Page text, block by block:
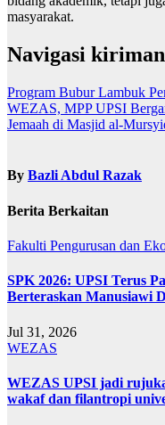
masyarakat.
Navigasi kiriman
Program Bubur Lambuk
WEZAS, MPP UPSI
Jemaah di Masjid al-
By Bazli Abdul Razak
Berita Berkaitan
Fakulti Pengurusan dan
SPK 2026: UPSI Terus
Berteraskan Manusiawi
Jul 31, 2026
WEZAS
WEZAS UPSI jadi
wakaf dan filantropi